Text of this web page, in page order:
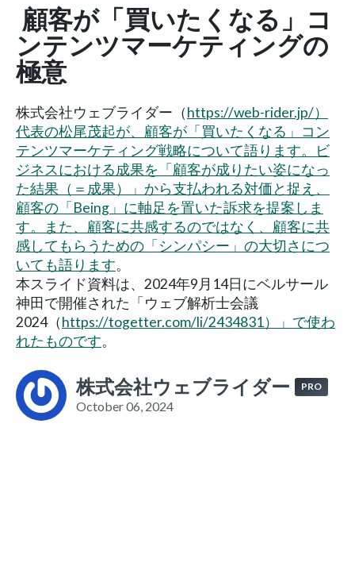
顧客が「買いたくなる」コ
ンテンツマーケティングの
極意
株式会社ウェブライダー（https://web-rider.jp/）
代表の松尾茂起が、顧客が「買いたくなる」コン
テンツマーケティング戦略について語ります。ビ
ジネスにおける成果を「顧客が成りたい姿になっ
た結果（＝成果）」から支払われる対価と捉え、
顧客の「Being」に軸足を置いた訴求を提案しま
す。また、顧客に共感するのではなく、顧客に共
感してもらうための「シンパシー」の大切さにつ
いても語ります。
本スライド資料は、2024年9月14日にベルサール
神田で開催された「ウェブ解析士会議
2024（https://togetter.com/li/2434831）」で使わ
れたものです。
株式会社ウェブライダー PRO
October 06, 2024